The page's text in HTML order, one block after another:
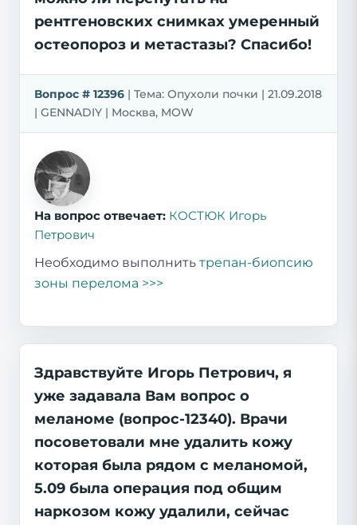
рентгеновских снимках умеренный
остеопороз и метастазы? Спасибо!
Вопрос # 12396 | Тема: Опухоли почки | 21.09.2018
| GENNADIY | Москва, MOW
На вопрос отвечает: КОСТЮК Игорь
Петрович
Необходимо выполнить трепан-биопсию
зоны перелома >>>
Здравствуйте Игорь Петрович, я
уже задавала Вам вопрос о
меланоме (вопрос-12340). Врачи
посоветовали мне удалить кожу
которая была рядом с меланомой,
5.09 была операция под общим
наркозом кожу удалили, сейчас